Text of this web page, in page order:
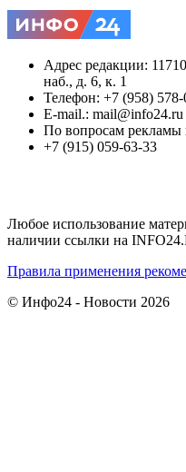
Адрес редакции:
наб., д. 6, к. 1
Телефон: +7 (958) 578-
E-mail.: mail@info24.ru
По вопросам рекламы
+7 (915) 059-63-33
Любое использование
наличии ссылки на
Правила применения
© Инфо24 - Новости 2026